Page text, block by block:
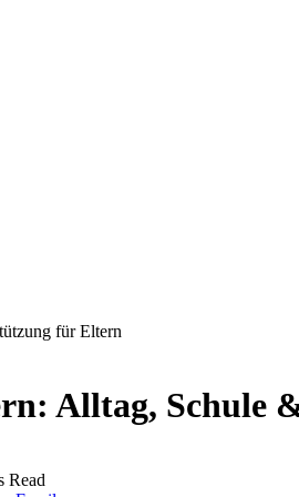
für Eltern
Alltag, Schule
Read